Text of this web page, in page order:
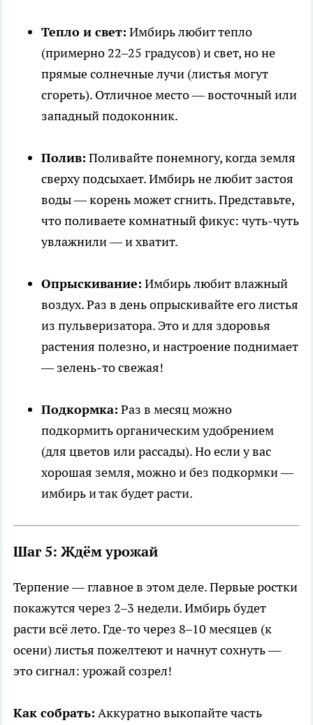
Тепло и свет: Имбирь любит тепло
(примерно 22–25 градусов) и свет, но не
прямые солнечные лучи (листья могут
сгореть). Отличное место — восточный или
западный подоконник.
Полив: Поливайте понемногу, когда земля
сверху подсыхает. Имбирь не любит застоя
воды — корень может сгнить. Представьте,
что поливаете комнатный фикус: чуть-чуть
увлажнили — и хватит.
Опрыскивание: Имбирь любит влажный
воздух. Раз в день опрыскивайте его листья
из пульверизатора. Это и для здоровья
растения полезно, и настроение поднимает
— зелень-то свежая!
Подкормка: Раз в месяц можно
подкормить органическим удобрением
(для цветов или рассады). Но если у вас
хорошая земля, можно и без подкормки —
имбирь и так будет расти.
Шаг 5: Ждём урожай
Терпение — главное в этом деле. Первые ростки
покажутся через 2–3 недели. Имбирь будет
расти всё лето. Где-то через 8–10 месяцев (к
осени) листья пожелтеют и начнут сохнуть —
это сигнал: урожай созрел!
Как собрать: Аккуратно выкопайте часть